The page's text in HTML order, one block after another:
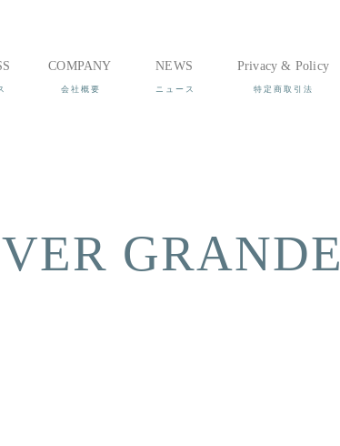
COMPANY NEWS Privacy & Policy
GRANDE